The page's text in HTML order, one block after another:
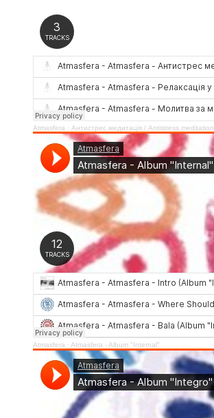
Atmasfera · Антистрес медитація / Аntistress meditation
Atmasfera · Atmasfera - Album "Internal"